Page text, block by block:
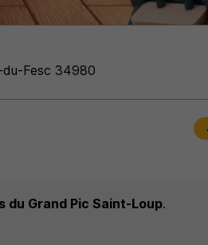
du Grand Pic Saint-Loup.